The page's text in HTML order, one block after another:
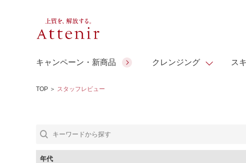
キャンペーン・新商品 クレンジング ス
アロマリチュアル
＆エイジングケア
コラーゲン
シーンから選ぶ
TOP ＞ スタッフレビュー
年代